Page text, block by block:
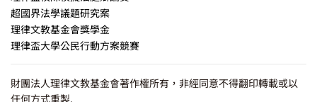
超國界法學議題研究案
理律文教基金會獎學金
理律盃大學公民行動方案競賽
財團法人理律文教基金會著作權所有，非經同意不得翻印轉載或以
任何方式重製.